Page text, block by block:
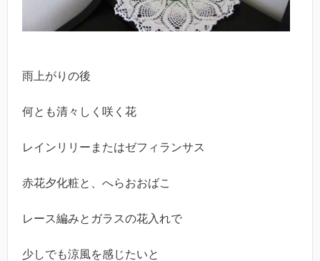
雨上がりの後
何とも清々しく咲く花
レインリリーまたはゼフィランサス
赤花夕化粧と、へらおおばこ
レース編みとガラスの花入れで
少しでも涼風を感じたいと